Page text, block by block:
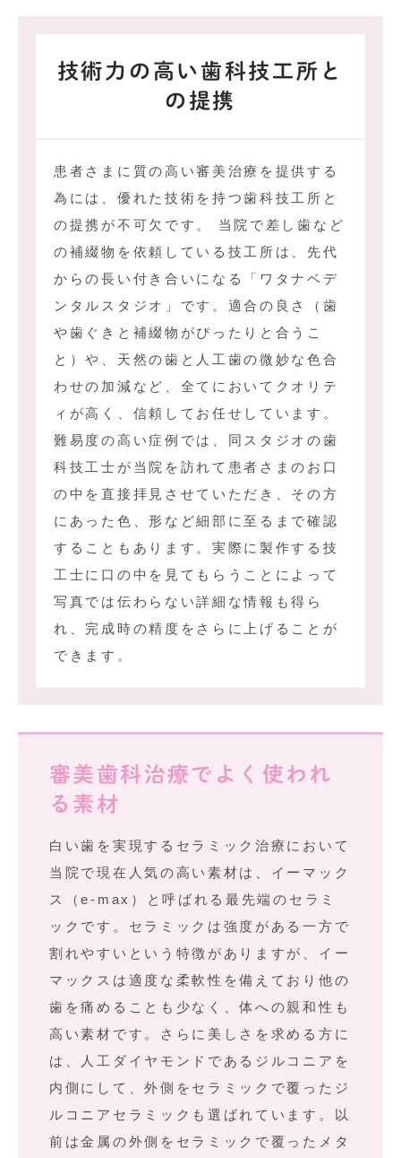
技術力の高い歯科技工所と
の提携
患者さまに質の高い審美治療を提供する
為には、優れた技術を持つ歯科技工所と
の提携が不可欠です。 当院で差し歯など
の補綴物を依頼している技工所は、先代
からの長い付き合いになる「ワタナベデ
ンタルスタジオ」です。適合の良さ（歯
や歯ぐきと補綴物がぴったりと合うこ
と）や、天然の歯と人工歯の微妙な色合
わせの加減など、全てにおいてクオリテ
ィが高く、信頼してお任せしています。
難易度の高い症例では、同スタジオの歯
科技工士が当院を訪れて患者さまのお口
の中を直接拝見させていただき、その方
にあった色、形など細部に至るまで確認
することもあります。実際に製作する技
工士に口の中を見てもらうことによって
写真では伝わらない詳細な情報も得ら
れ、完成時の精度をさらに上げることが
できます。
審美歯科治療でよく使われ
る素材
白い歯を実現するセラミック治療において
当院で現在人気の高い素材は、イーマック
ス（e-max）と呼ばれる最先端のセラミ
ックです。セラミックは強度がある一方で
割れやすいという特徴がありますが、イー
マックスは適度な柔軟性を備えており他の
歯を痛めることも少なく、体への親和性も
高い素材です。さらに美しさを求める方に
は、人工ダイヤモンドであるジルコニアを
内側にして、外側をセラミックで覆ったジ
ルコニアセラミックも選ばれています。以
前は金属の外側をセラミックで覆ったメタ